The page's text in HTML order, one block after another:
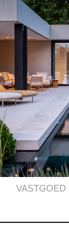
VASTGOED